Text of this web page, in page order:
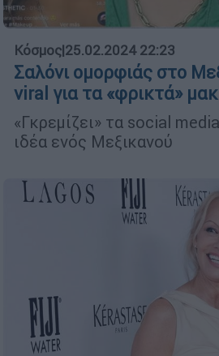
Κόσμος|25.02.2024 22:23
Σαλόνι ομορφιάς στο
viral για τα «φρικτά»
«Γκρεμίζει» τα social
ιδέα ενός Μεξικανού